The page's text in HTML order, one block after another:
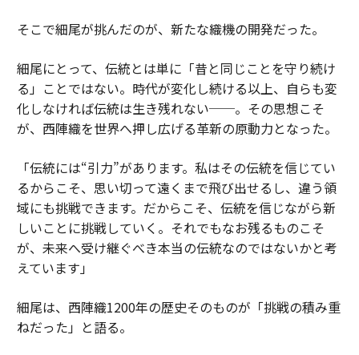
そこで細尾が挑んだのが、新たな織機の開発だった。
細尾にとって、伝統とは単に「昔と同じことを守り続け
る」ことではない。時代が変化し続ける以上、自らも変
化しなければ伝統は生き残れない──。その思想こそ
が、西陣織を世界へ押し広げる革新の原動力となった。
「伝統には“引力”があります。私はその伝統を信じてい
るからこそ、思い切って遠くまで飛び出せるし、違う領
域にも挑戦できます。だからこそ、伝統を信じながら新
しいことに挑戦していく。それでもなお残るものこそ
が、未来へ受け継ぐべき本当の伝統なのではないかと考
えています」
細尾は、西陣織1200年の歴史そのものが「挑戦の積み重
ねだった」と語る。